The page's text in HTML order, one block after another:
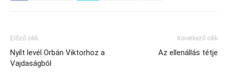
Előző cikk
Nyílt levél Orbán Viktorhoz a
Vajdaságból
Következő cikk
Az ellenállás tétje